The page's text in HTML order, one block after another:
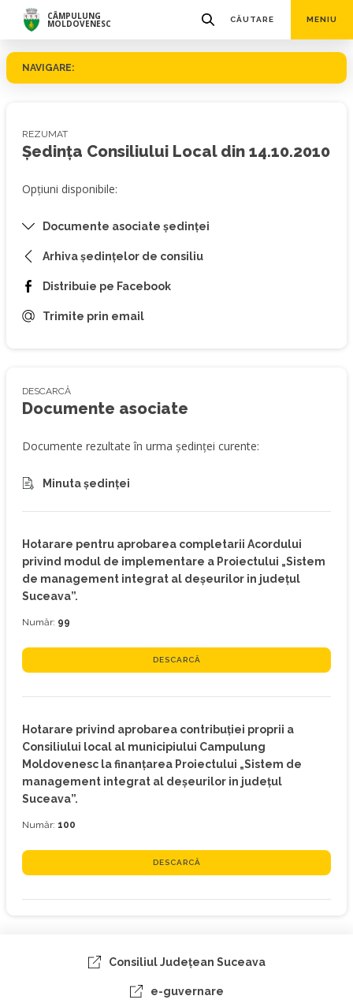
CÂMPULUNG
MOLDOVENESC CĂUTARE MENIU
NAVIGARE:
DESCARCĂ
Documente asociate
Documente rezultate în urma ședinței curente:
Minuta ședinței
Hotarare pentru aprobarea completarii Acordului
privind modul de implementare a Proiectului „Sistem
de management integrat al deşeurilor in judeţul
Suceava”.
Număr: 99
DESCARCĂ
Hotarare privind aprobarea contribuţiei proprii a
Consiliului local al municipiului Campulung
Moldovenesc la finanţarea Proiectului „Sistem de
management integrat al deşeurilor in judeţul
Suceava”.
Număr: 100
DESCARCĂ
REZUMAT
Ședința Consiliului Local din 14.10.2010
Opțiuni disponibile:
Documente asociate ședinței
Arhiva ședințelor de consiliu
Distribuie pe Facebook
Trimite prin email
Consiliul Judeţean Suceava
e-guvernare